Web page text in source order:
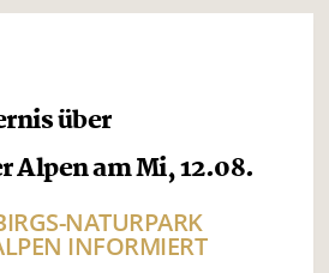
über
Alpen am Mi, 12.08.
NATURPARK
INFORMIERT